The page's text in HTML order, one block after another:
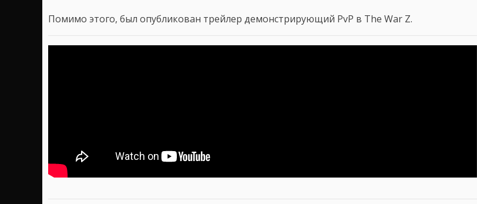
Помимо этого, был опубликован трейлер демонстрирующий PvP в The War Z.